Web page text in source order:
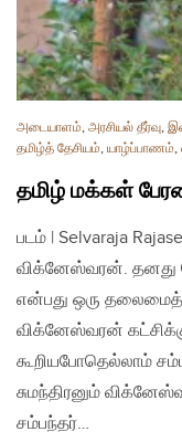
அடையாளம், அரசியல் தீர்வு,
தமிழ்த் தேசியம், யாழ்ப்பாணம்,
தமிழ் மக்கள்
படம் | Selvaraja
விக்னேஸ்வரன். தனது
என்பது ஒரு
விக்னேஸ்வரன்
கூறியபோதெல்லாம்
சுமந்திரனும்
சம்பந்தர்…